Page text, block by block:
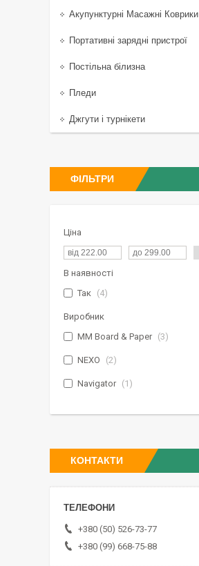
Акупунктурні Масажні Коврики
Портативні зарядні пристрої
Постільна білизна
Пледи
Джгути і турнікети
ФІЛЬТРИ
Ціна
В наявності
Так
4
Виробник
MM Board & Paper
3
NEXO 2
Navigator 1
КОНТАКТИ
+380 (50) 526-73-77
+380 (99) 668-75-88